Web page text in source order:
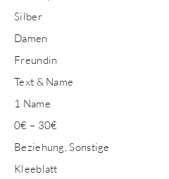
Silber
Damen
Freundin
Text & Name
1 Name
0€ – 30€
Beziehung, Sonstige
Kleeblatt